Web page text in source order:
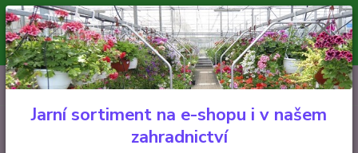
Minimální hodnota pro odeslání z e-shopu je 300 Kč.
V tuto chvíli již hlavní nápor objednávek opadl a balíček můžete čekat
nejpozději v následujícím týdnu po přijetí objednávky. Objednávky
vyřizujeme v pořadí, v jakém přišly...
CZK
+420 602 223 614 0ks
za0 Kč
Jarní sortiment na e-shopu i v našem
zahradnictví